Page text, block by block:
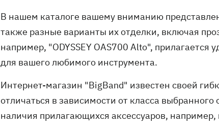
В нашем каталоге вашему вниманию
также разные варианты их отделки, включая
например, "ODYSSEY OAS700 Alto",
для вашего любимого инструмента.
Интернет-магазин "BigBand" известен своей
отличаться в зависимости от класса
наличия прилагающихся аксессуаров, например,